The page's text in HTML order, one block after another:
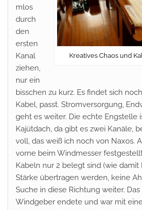
Kreatives Chaos und
mlos
durch
den
ersten
Kanal
ziehen,
nur ein
bisschen zu kurz. Es findet sich
Kabel, passt. Stromversorgung,
geht es weiter. Die echte Engstelle
Kajütdach, da gibt es zwei Kanäle,
voll, das weiß ich noch von Naxos.
vorne beim Windmesser
Kabeln nur 2 belegt sind (wie damit
Stärke übertragen werden, keine
Suche in diese Richtung weiter.
Windgeber endete und war mit